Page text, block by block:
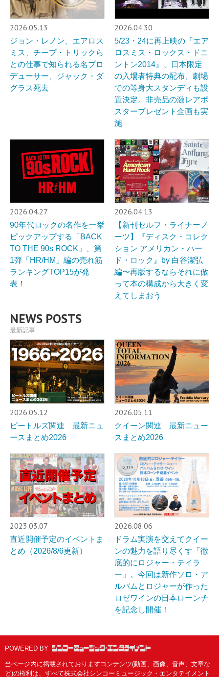
2026.05.13
ジョン・レノン、エアロス
ミス、チープ・トリックら
との仕事で知られる名プロ
デューサー、ジャック・ダ
グラス死去
2026.04.30
5/23・24に再上映の『エア
ロスミス・ロックス・ドニ
ントン2014』、日本限定
の入場者特典の配布、劇場
での等身大スタンディも設
置決定。非売品の激レアポ
スタープレゼント企画も実
施
2026.04.27
90年代ロックの名作を一挙
ピックアップする「BACK
TO THE 90s ROCK」、第
1弾「HR/HM」編の売れ筋
ランキングTOP15が発
表！
2026.04.13
【新刊セルフ・ライナーノ
ーツ】『ディスク・コレク
ション アメリカン・ハー
ド・ロック』by 白谷潔弘
編〜再版するならそれに倣
って本の構成から大きく変
えてしまおう
NEWS POSTS
最新記事
2026.05.12
ビートルズ関連 最新ニュ
ースまとめ2026
2026.05.11
クイーン関連 最新ニュー
スまとめ2026
2023.03.07
直近開催予定のイベントま
とめ（2026/8/6更新）
2026.08.06
ドラム実演を交えてクイー
ンの魅力を語り尽くす「徹
底的にロジャー・テイラ
ー」。今回は新作ソロ・ア
ルバムとロジャーが作った
ロゼワインの日本ローンチ
を記念し開催！
POWERED BY
当ページ内に掲載されておりますコンテンツ(動画、画像、音声、文章な
ど)の権利は、すべて株式会社シンコーミュージック・エンタテイメント